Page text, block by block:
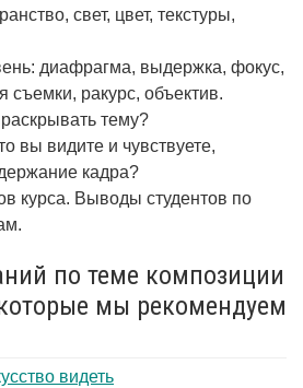
свет, цвет, текстуры,
диафрагма, выдержка, фокус,
съемки, ракурс, объектив.
тему?
вы видите и чувствуете,
кадра?
курса. Выводы студентов по
по теме композиции
мы рекомендуем
видеть